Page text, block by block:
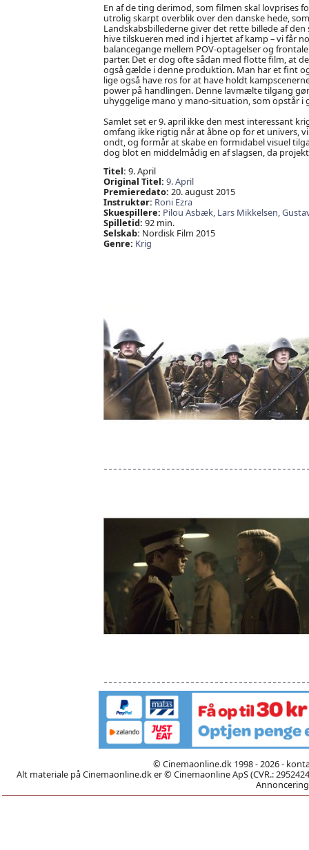
En af de ting derimod, som filmen skal lovprises
utrolig skarpt overblik over den danske hede,
Landskabsbillederne giver det rette billede af
hive tilskueren med ind i hjertet af kamp – vi får
balancegange mellem POV-optagelser og
parter. Det er dog ofte sådan med flotte film, at
også gælde i denne produktion. Man har et fint
lige også have ros for at have holdt
power på handlingen. Denne lavmælte tilgang
uhyggelige mano y mano-situation, som opstår i
Samlet set er 9. april ikke den mest interessant
omfang ikke rigtig når at åbne op for et univers,
ondt, og formår at skabe en formidabel visuel
dog blot en middelmådig en af slagsen, da
Titel: 9. April
Original Titel: 9. April
Premieredato: 20. august 2015
Instruktør: Roni Ezra
Skuespillere: Pilou Asbæk, Lars Mikkelsen,
Spilletid: 92 min.
Selskab: Nordisk Film 2015
Genre: Krig
© Cinemaonline.dk 1998 - 2026 -
Alt materiale på Cinemaonline.dk er © Cinemaonline ApS (CVR.: